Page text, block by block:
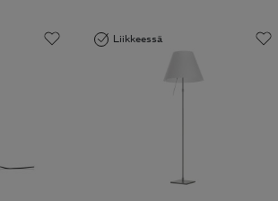
Liikkeessä